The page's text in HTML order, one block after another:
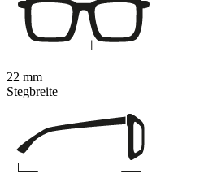
22 mm
Stegbreite